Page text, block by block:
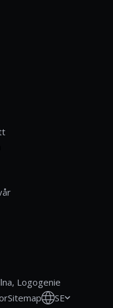
Logogenie
Sitemap SE